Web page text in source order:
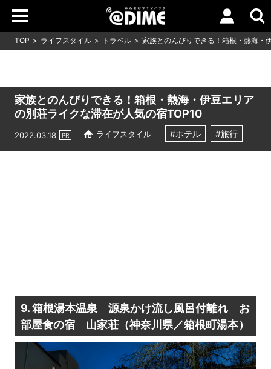
TOP ライフスタイル トラベル 家族とのんびりできる！箱根・熱海・
家族とのんびりできる！箱根・熱海・伊豆エリア
の別荘ライクな滞在が人気の宿TOP10
2022.03.18 PR ライフスタイル #ホテル #旅行
9. 箱根湯本温泉 源泉かけ流し風呂付離れ お
部屋食の宿 山家荘（神奈川県／箱根町湯本）